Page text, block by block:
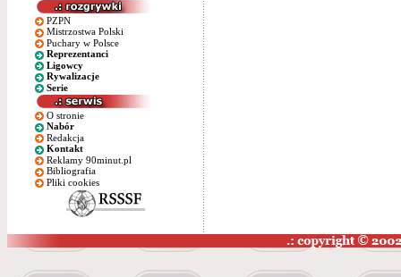
PZPN
Mistrzostwa Polski
Puchary w Polsce
Reprezentanci
Ligowcy
Rywalizacje
Serie
O stronie
Nabór
Redakcja
Kontakt
Reklamy 90minut.pl
Bibliografia
Pliki cookies